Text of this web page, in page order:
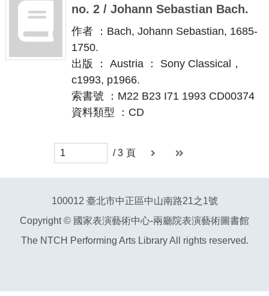
no. 2 / Johann Sebastian Bach.
作者 ：Bach, Johann Sebastian, 1685-
1750.
出版 ： Austria ： Sony Classical，
c1993, p1966.
索書號 ：M22 B23 I71 1993 CD00374
資料類型 ：CD
/ 3 頁 下一頁 末頁
100012 臺北市中正區中山南路21之1號
Copyright © 國家表演藝術中心-兩廳院表演藝術圖書館
The NTCH Performing Arts Library All rights reserved.